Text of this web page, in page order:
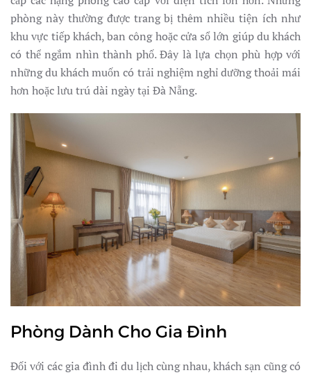
phòng này thường được trang bị thêm nhiều tiện ích như
khu vực tiếp khách, ban công hoặc cửa sổ lớn giúp du khách
có thể ngắm nhìn thành phố. Đây là lựa chọn phù hợp với
những du khách muốn có trải nghiệm nghỉ dưỡng thoải mái
hơn hoặc lưu trú dài ngày tại Đà Nẵng.
Phòng Dành Cho Gia Đình
Đối với các gia đình đi du lịch cùng nhau, khách sạn cũng có